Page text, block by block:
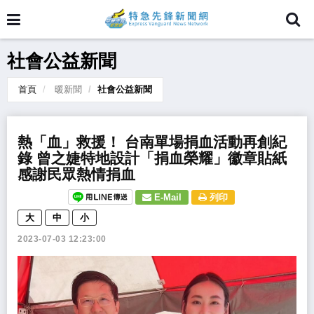
社會公益新聞
首頁 暖新聞 社會公益新聞
熱「血」救援！ 台南單場捐血活動再創紀
錄 曾之婕特地設計「捐血榮耀」徽章貼紙
感謝民眾熱情捐血
E-Mail
列印
大
中 小
2023-07-03 12:23:00